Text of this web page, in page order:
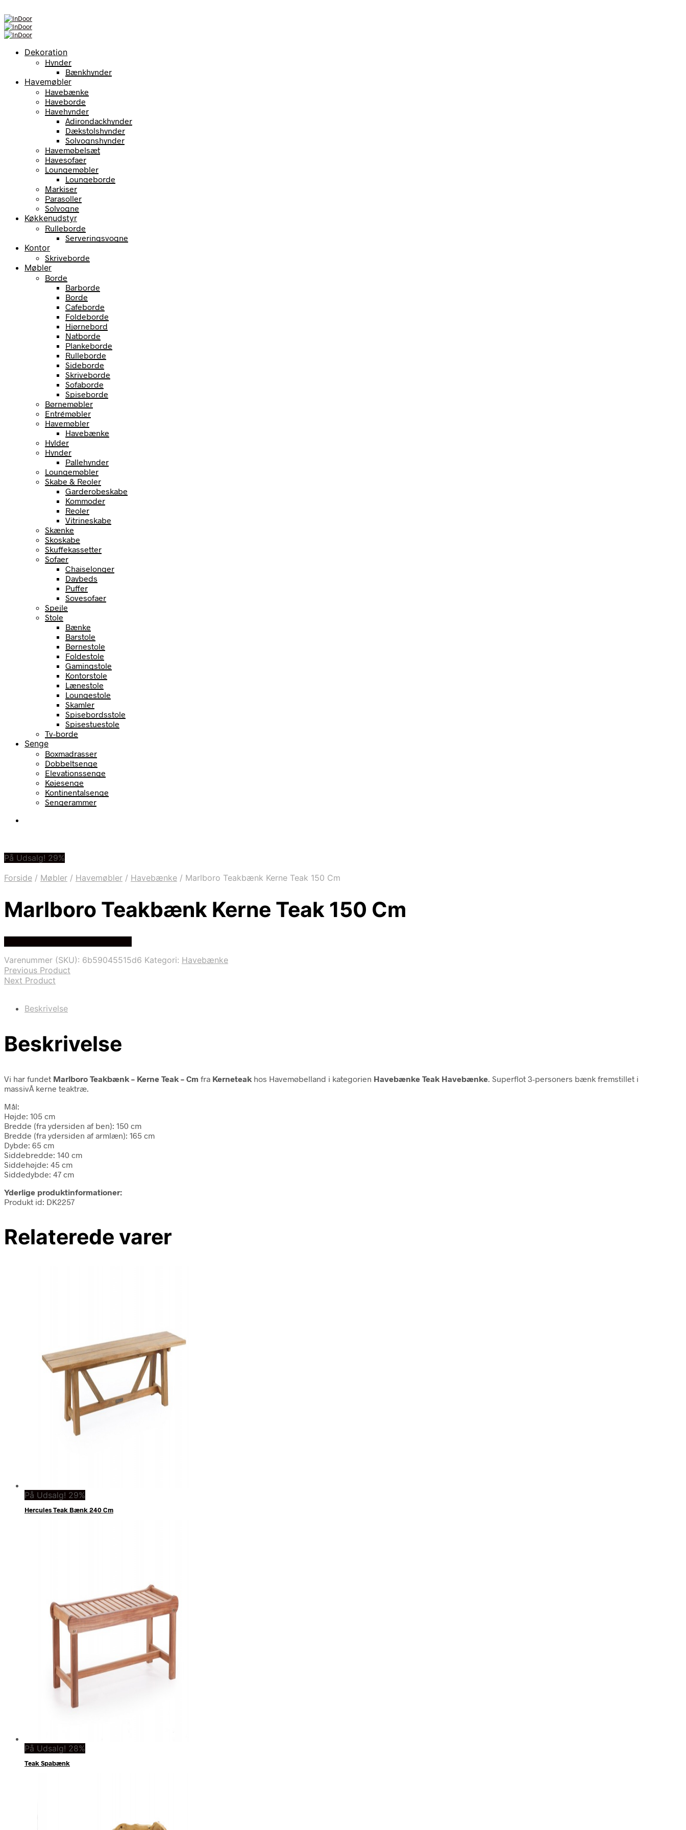
Dekoration
Hynder
Bænkhynder
Havemøbler
Havebænke
Haveborde
Havehynder
Adirondackhynder
Dækstolshynder
Solvognshynder
Havemøbelsæt
Havesofaer
Loungemøbler
Loungeborde
Markiser
Parasoller
Solvogne
Køkkenudstyr
Rulleborde
Serveringsvogne
Kontor
Skriveborde
Møbler
Borde
Barborde
Borde
Cafeborde
Foldeborde
Hjørnebord
Natborde
Plankeborde
Rulleborde
Sideborde
Skriveborde
Sofaborde
Spiseborde
Børnemøbler
Entrémøbler
Havemøbler
Havebænke
Hylder
Hynder
Pallehynder
Loungemøbler
Skabe & Reoler
Garderobeskabe
Kommoder
Reoler
Vitrineskabe
Skænke
Skoskabe
Skuffekassetter
Sofaer
Chaiselonger
Daybeds
Puffer
Sovesofaer
Spejle
Stole
Bænke
Barstole
Børnestole
Foldestole
Gamingstole
Kontorstole
Lænestole
Loungestole
Skamler
Spisebordsstole
Spisestuestole
Tv-borde
Senge
Boxmadrasser
Dobbeltsenge
Elevationssenge
Køjesenge
Kontinentalsenge
Sengerammer
På Udsalg! 29%
Forside / Møbler / Havemøbler / Havebænke / Marlboro Teakbænk Kerne Teak 150 Cm
Marlboro Teakbænk Kerne Teak 150 Cm
Varenummer (SKU): 6b59045515d6 Kategori: Havebænke
Previous Product
Next Product
Beskrivelse
Beskrivelse
Vi har fundet Marlboro Teakbænk – Kerne Teak – Cm fra Kerneteak hos Havemøbelland i kategorien Havebænke Teak Havebænke . Superflot 3-personers bænk fremstillet i
massivÂ kerne teaktræ.
Mål:
Højde: 105 cm
Bredde (fra ydersiden af ben): 150 cm
Bredde (fra ydersiden af armlæn): 165 cm
Dybde: 65 cm
Siddebredde: 140 cm
Siddehøjde: 45 cm
Siddedybde: 47 cm
Yderlige produktinformationer:
Produkt id: DK2257
Relaterede varer
På Udsalg! 29%
Hercules Teak Bænk 240 Cm
På Udsalg! 28%
Teak Spabænk